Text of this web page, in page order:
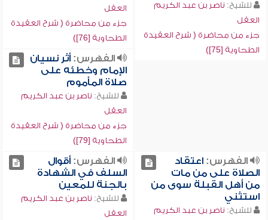
للشيخ: ناصر بن عبد الكريم
العقل
جزء من محاضرة ( شرح العقيدة
الطحاوية [75])
العقل
جزء من محاضرة ( شرح العقيدة
الطحاوية [76])
الفهرس:أثر نسيان
الإمام وخطئه على
صلاة المأموم
للشيخ: ناصر بن عبد الكريم
العقل
جزء من محاضرة ( شرح العقيدة
الطحاوية [79])
الفهرس:اعتقاد
الصلاة على من مات
من أهل القبلة سوى من
استثني
للشيخ: ناصر بن عبد الكريم
الفهرس:أقوال
السلف في الشهادة
بالجنة للمعين
للشيخ: ناصر بن عبد الكريم
العقل